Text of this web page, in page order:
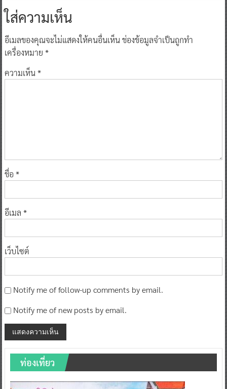
ใส่ความเห็น
อีเมลของคุณจะไม่แสดงให้คนอื่นเห็นช่องข้อมูลจำเป็นถูกทำ
เครื่องหมาย *
ความเห็น*
ชื่อ *
อีเมล *
เว็บไซต์
Notify me of follow-up comments by email.
Notify me of new posts by email.
ท่องเที่ยว